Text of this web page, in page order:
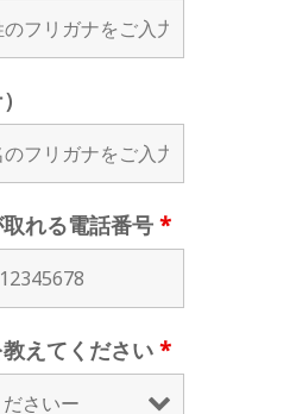
れる電話番号 *
えてください *